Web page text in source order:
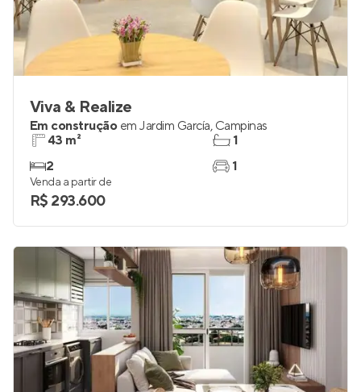
Viva & Realize
Em construção em Jardim García, Campinas
43 m²
2
1
1
Venda a partir de
R$ 293.600